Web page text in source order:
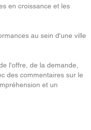
en croissance et les
au sein d'une ville
l'offre, de la demande,
des commentaires sur le
et un